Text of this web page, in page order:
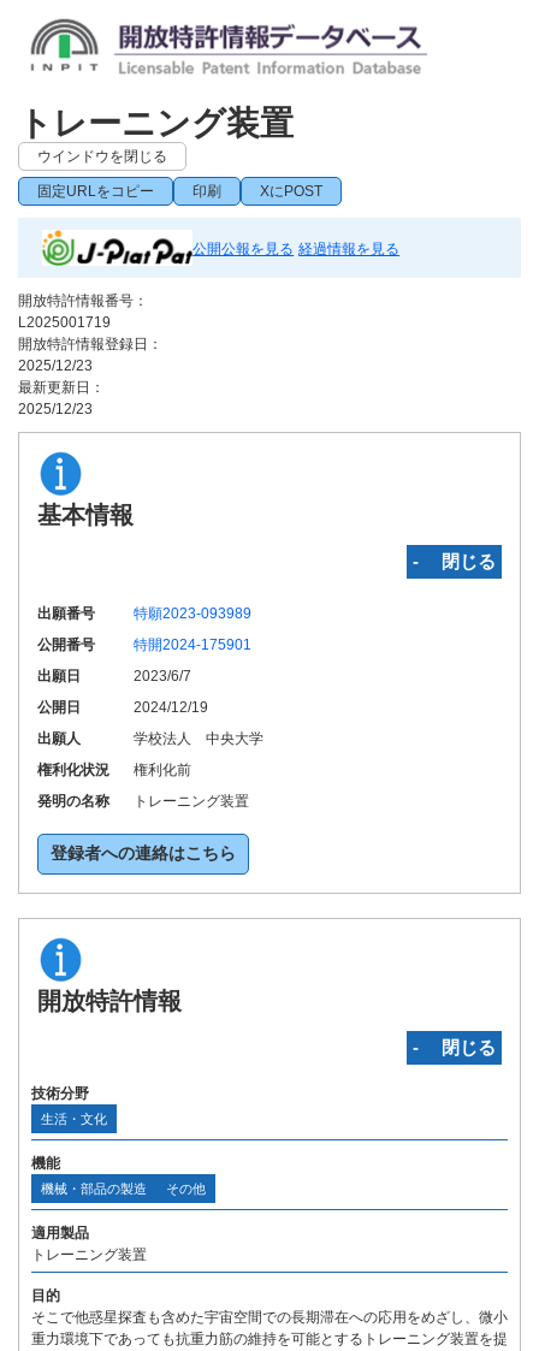
トレーニング装置
ウインドウを閉じる
固定URLをコピー 印刷 XにPOST
公開公報を見る 経過情報を見る
開放特許情報番号：
L2025001719
開放特許情報登録日：
2025/12/23
最新更新日：
2025/12/23
基本情報
‐ 閉じる
出願番号
特願2023-093989
公開番号
特開2024-175901
出願日
2023/6/7
公開日
2024/12/19
出願人
学校法人 中央大学
権利化状況
権利化前
発明の名称
トレーニング装置
登録者への連絡はこちら
開放特許情報
‐ 閉じる
技術分野
生活・文化
機能
機械・部品の製造 その他
適用製品
トレーニング装置
目的
そこで他惑星探査も含めた宇宙空間での長期滞在への応用をめざし、微小
重力環境下であっても抗重力筋の維持を可能とするトレーニング装置を提